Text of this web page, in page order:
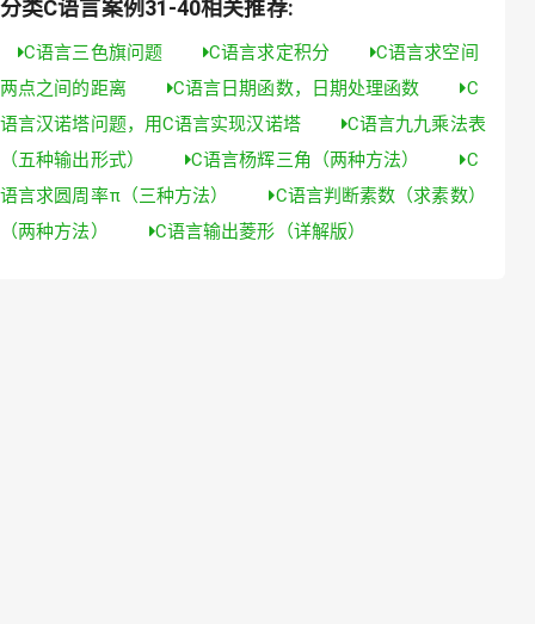
分类C语言案例31-40相关推荐:
C语言三色旗问题 C语言求定积分
C语言求空间
两点之间的距离
C语言日期函数，日期处理函数
C
语言汉诺塔问题，用C语言实现汉诺塔
C语言九九乘法表
（五种输出形式）
C语言杨辉三角（两种方法）
C
语言求圆周率π（三种方法）
C语言判断素数（求素数）
（两种方法）
C语言输出菱形（详解版）